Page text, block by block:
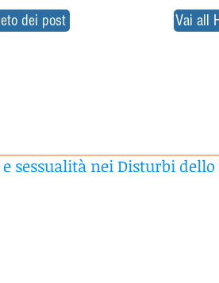
dei post
Vai all
sessualità nei Disturbi